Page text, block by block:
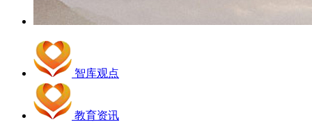
智库观点
教育资讯